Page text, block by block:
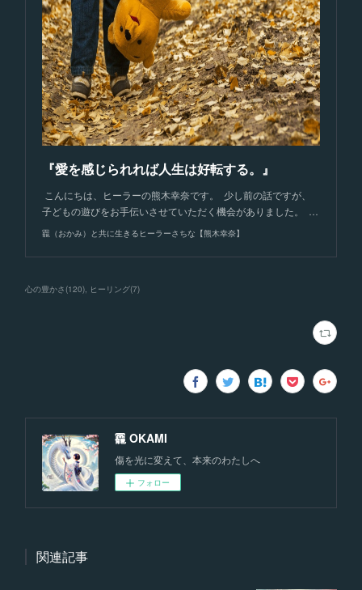
『愛を感じられれば人生は好転する。』
こんにちは、ヒーラーの熊木幸奈です。 少し前の話ですが、
子どもの遊びをお手伝いさせていただく機会がありました。 …
龗（おかみ）と共に生きるヒーラーさちな【熊木幸奈】
心の豊かさ (120) ヒーリング(7)
龗 OKAMI
傷を光に変えて、本来のわたしへ
フォロー
関連記事